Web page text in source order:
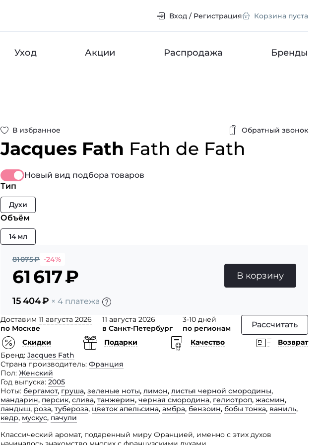
Вход / Регистрация Корзина пуста
Уход Акции Распродажа Бренды
В избранное Обратный звонок
Jacques Fath Fath de Fath
Новый вид подбора товаров
Тип
Духи
Объём
14 мл
81 075₽ -24%
61 617₽
15 404₽ × 4 платежа
В корзину
Доставим 11 августа 2026
по Москве
11 августа 2026
в Санкт-Петербург
3-10 дней
по регионам
Рассчитать
Скидки Подарки Качество
Возврат
Бренд Jacques Fath
Страна производитель Франция
Пол Женский
Год выпуска 2005
Ноты бергамот, груша, зеленые ноты, лимон, листья черной смородины,
мандарин, персик, слива, танжерин, черная смородина, гелиотроп, жасмин,
ландыш, роза, тубероза, цветок апельсина, амбра, бензоин, бобы тонка, ваниль,
кедр, мускус, пачули
Классический аромат, подаренный миру Францией, именно с этих духов